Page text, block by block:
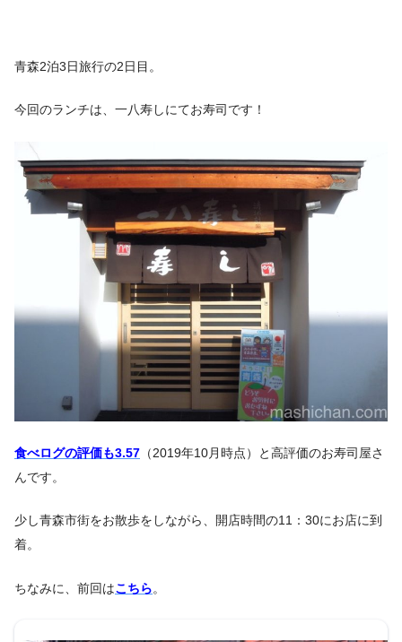
青森2泊3日旅行の2日目。
今回のランチは、一八寿しにてお寿司です！
食べログの評価も3.57 （2019年10月時点）と高評価のお寿司屋さ
んです。
少し青森市街をお散歩をしながら、開店時間の11：30にお店に到
着。
ちなみに、前回はこちら。